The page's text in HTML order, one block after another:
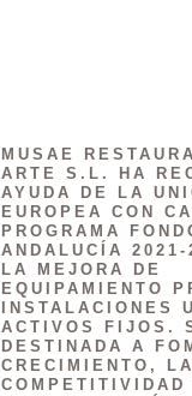
MUSAE
ARTE S.L. HA
AYUDA DE LA
EUROPEA CON
PROGRAMA
ANDALUCÍA 2021-
LA MEJORA DE
EQUIPAMIENTO
INSTALACIONES
ACTIVOS FIJOS.
DESTINADA A
CRECIMIENTO, LA
COMPETITIVIDAD